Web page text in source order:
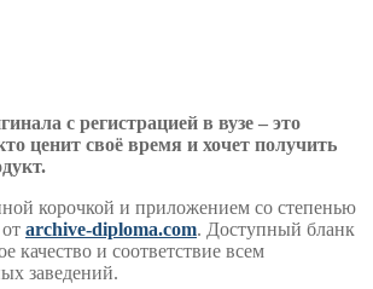
с регистрацией в вузе – это
ценит своё время и хочет получить
корочкой и приложением со степенью
archive-diploma.com. Доступный бланк
качество и соответствие всем
заведений.